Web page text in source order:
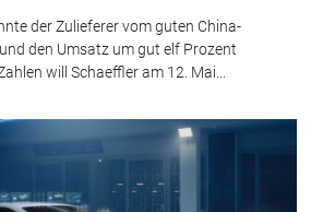
der Zulieferer vom guten China-
den Umsatz um gut elf Prozent
will Schaeffler am 12. Mai...